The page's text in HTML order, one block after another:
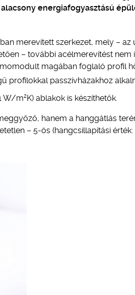
energiafogyasztású
merevített szerkezet, mely –
– további acélmerevítést nem
magában foglaló profil
profilokkal passzívházakhoz
W/m2K) ablakok is készíthetők.
hanem a hanggátlás
– 5-ös (hangcsillapítási érték: